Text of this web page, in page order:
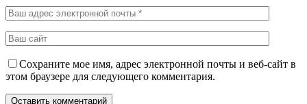
Сохраните мое имя, адрес электронной почты и веб-сайт в
этом браузере для следующего комментария.